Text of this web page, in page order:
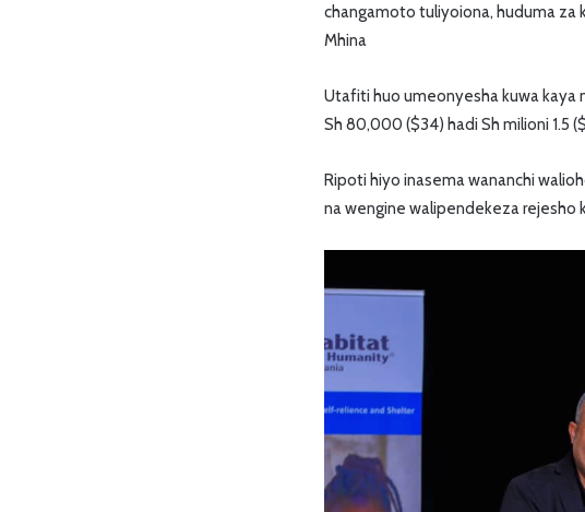
changamoto tuliyoiona, huduma za
Mhina
Utafiti huo umeonyesha kuwa kaya
Sh 80,000 ($34) hadi Sh milioni 1.5
Ripoti hiyo inasema wananchi
na wengine walipendekeza rejesho